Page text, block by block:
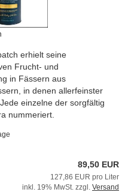
erhielt seine
Frucht- und
in Fässern aus
in denen allerfeinster
einzelne der sorgfältig
nummeriert.
89,50 EUR
127,86 EUR pro Liter
inkl. 19% MwSt. zzgl. Versand